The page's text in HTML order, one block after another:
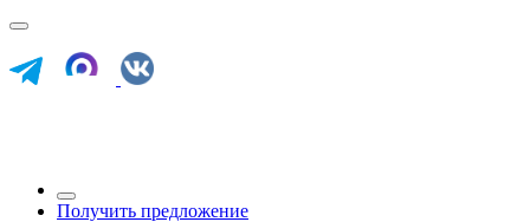
Получить предложение